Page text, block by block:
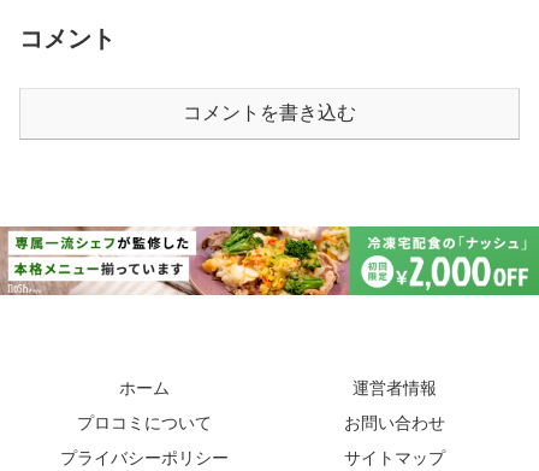
コメント
コメントを書き込む
ホーム
運営者情報
プロコミについて
お問い合わせ
プライバシーポリシー
サイトマップ